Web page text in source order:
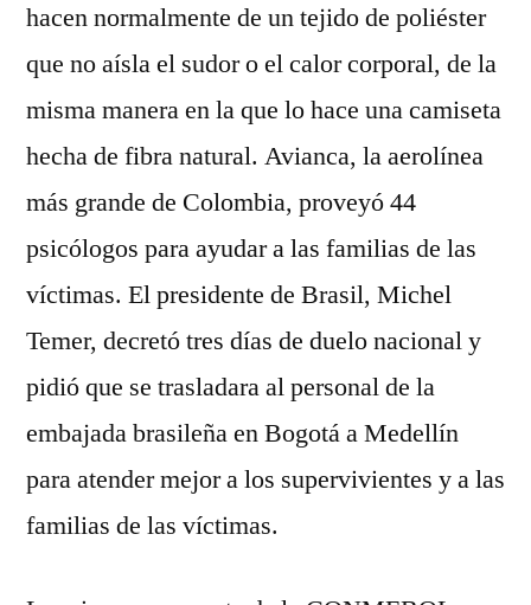
hacen normalmente de un tejido de poliéster
que no aísla el sudor o el calor corporal, de la
misma manera en la que lo hace una camiseta
hecha de fibra natural. Avianca, la aerolínea
más grande de Colombia, proveyó 44
psicólogos para ayudar a las familias de las
víctimas. El presidente de Brasil, Michel
Temer, decretó tres días de duelo nacional y
pidió que se trasladara al personal de la
embajada brasileña en Bogotá a Medellín
para atender mejor a los supervivientes y a las
familias de las víctimas.